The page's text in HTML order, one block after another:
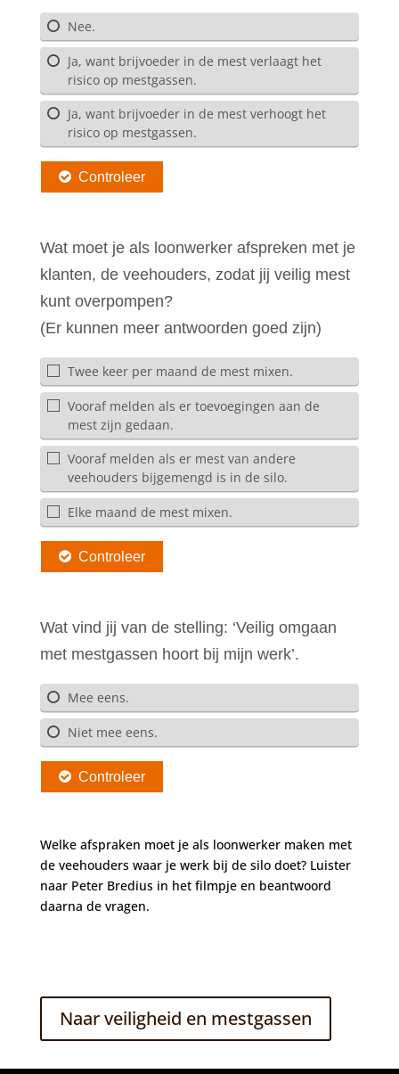
Welke afspraken moet je als loonwerker maken met
de veehouders waar je werk bij de silo doet? Luister
naar Peter Bredius in het filmpje en beantwoord
daarna de vragen.
Naar veiligheid en mestgassen